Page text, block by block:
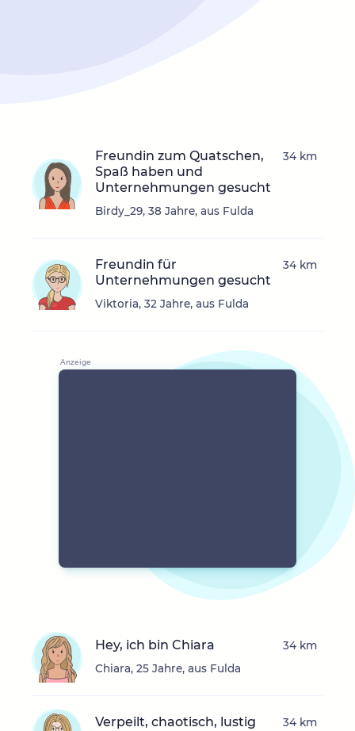
Freundin zum Quatschen,
Spaß haben und
Unternehmungen gesucht
Birdy_29, 38 Jahre, aus Fulda
34 km
Freundin für
Unternehmungen gesucht
Viktoria, 32 Jahre, aus Fulda
34 km
Hey, ich bin Chiara
Chiara, 25 Jahre, aus Fulda
34 km
Verpeilt, chaotisch, lustig 34 km